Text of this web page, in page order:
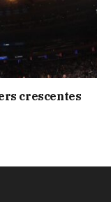
crescentes